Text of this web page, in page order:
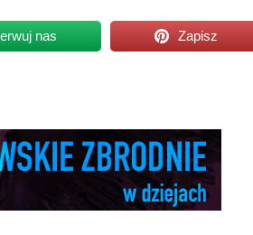
nas Zapisz